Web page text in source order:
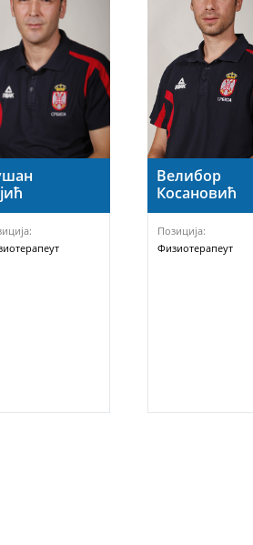
Велибор
Косановић
Позиција:
Физиотерапеут